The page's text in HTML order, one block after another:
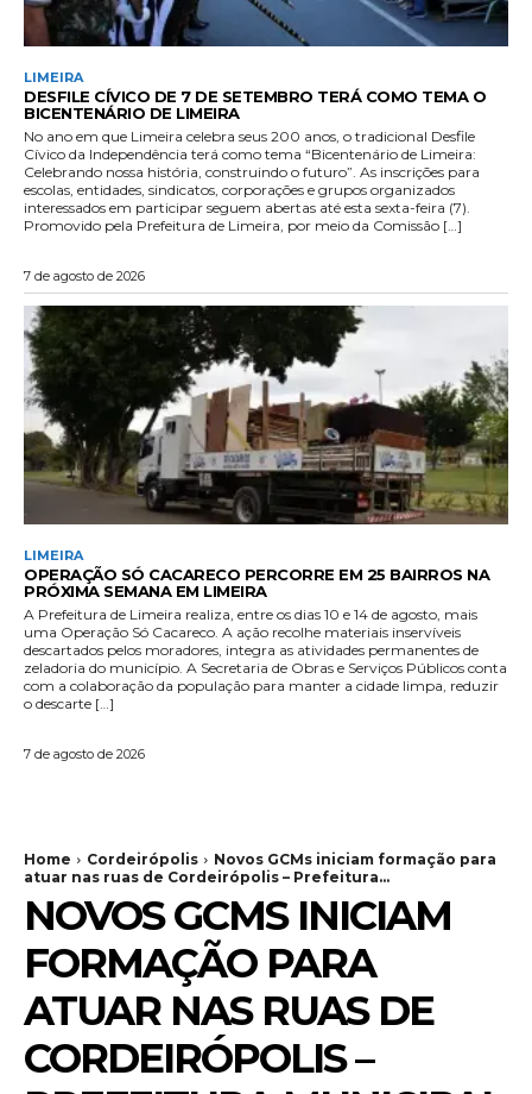
LIMEIRA
DESFILE CÍVICO DE 7 DE SETEMBRO TERÁ COMO TEMA O
BICENTENÁRIO DE LIMEIRA
No ano em que Limeira celebra seus 200 anos, o tradicional Desfile
Cívico da Independência terá como tema “Bicentenário de Limeira:
Celebrando nossa história, construindo o futuro”. As inscrições para
escolas, entidades, sindicatos, corporações e grupos organizados
interessados em participar seguem abertas até esta sexta-feira (7).
Promovido pela Prefeitura de Limeira, por meio da Comissão […]
7 de agosto de 2026
LIMEIRA
OPERAÇÃO SÓ CACARECO PERCORRE EM 25 BAIRROS NA
PRÓXIMA SEMANA EM LIMEIRA
A Prefeitura de Limeira realiza, entre os dias 10 e 14 de agosto, mais
uma Operação Só Cacareco. A ação recolhe materiais inservíveis
descartados pelos moradores, integra as atividades permanentes de
zeladoria do município. A Secretaria de Obras e Serviços Públicos conta
com a colaboração da população para manter a cidade limpa, reduzir
o descarte […]
7 de agosto de 2026